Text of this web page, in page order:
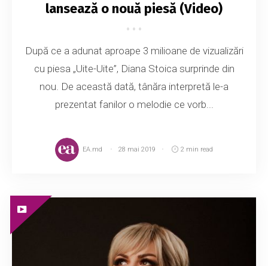
lansează o nouă piesă (Video)
După ce a adunat aproape 3 milioane de vizualizări
cu piesa „Uite-Uite”, Diana Stoica surprinde din
nou. De această dată, tânăra interpretă le-a
prezentat fanilor o melodie ce vorb...
EA.md 28 mai 2019 2 min read